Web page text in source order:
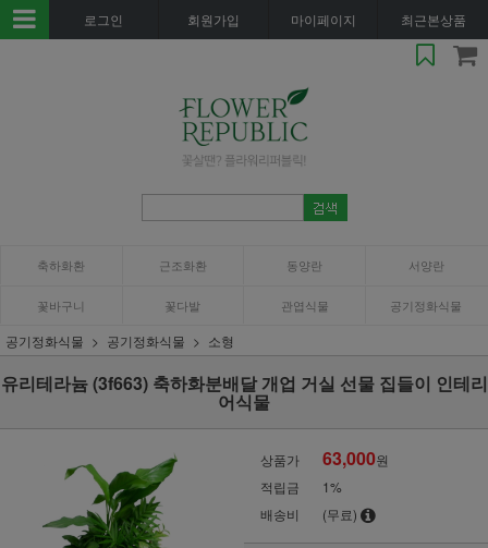
로그인 회원가입 마이페이지 최근본상품
축하화환 근조화환 동양란 서양란
꽃바구니 꽃다발 관엽식물 공기정화식물
공기정화식물 공기정화식물 소형
유리테라늄 (3f663) 축하화분배달 개업 거실 선물 집들이 인테리
어식물
상품가 63,000원
적립금
1%
배송비
(무료)